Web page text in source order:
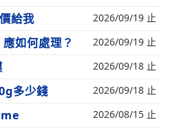
給我 2026/09/19 止
如何處理？ 2026/09/19 止
2026/09/18 止
多少錢 2026/09/18 止
2026/08/15 止